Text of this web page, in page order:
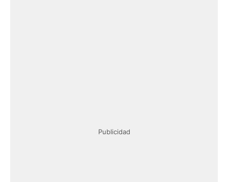
Publicidad